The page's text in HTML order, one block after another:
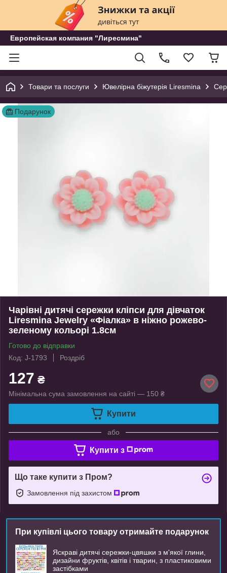
Европейская компания "Лиресмина"
Товари та послуги Ювелірна біжутерія Liresmina
Подарунок
Чарівні дитячі сережки кліпси для дівчаток
Liresmina Jewelry «Фіалка» в ніжно рожево-
зеленому кольорі 1.8см
Готово до відправки
Код: J-1793
Роздріб
127 ₴
Мінімальна сума замовлення на сайті — 150 ₴
Купити
або
Купити з
Що таке купити з Пром?
Замовлення під захистом
При купівлі цього товару отримайте подарунок
Яскраві дитячі сережки-цвяшки з м'якої глини,
дизайни фруктів, квітів і тварин, з пластиковими
застібками